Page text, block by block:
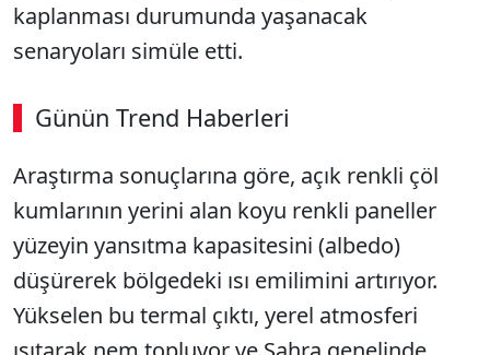
kaplanması durumunda yaşanacak
senaryoları simüle etti.
Günün Trend Haberleri
00:02 / 08:06
Sesi Aç
Araştırma sonuçlarına göre, açık renkli çöl
kumlarının yerini alan koyu renkli paneller
yüzeyin yansıtma kapasitesini (albedo)
düşürerek bölgedeki ısı emilimini artırıyor.
Yükselen bu termal çıktı, yerel atmosferi